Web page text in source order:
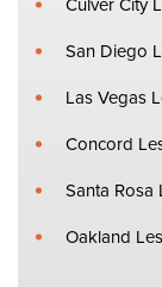
San Diego
Las Vegas
Concord
Santa
Oakland